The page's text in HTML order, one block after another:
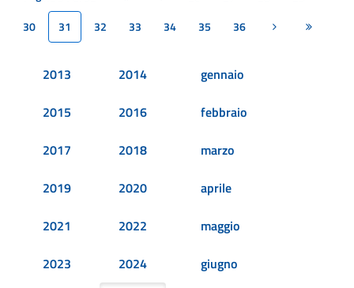
30
31 32 33 34 35 36 PaginaUltima
2013
2014
2015
2016
2017
2018
2019
2020
2021
2022
2023
2024
gennaio
febbraio
marzo
aprile
maggio
giugno